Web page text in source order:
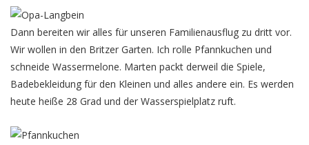
Dann bereiten wir alles für unseren Familienausflug zu dritt vor.
Wir wollen in den Britzer Garten. Ich rolle Pfannkuchen und
schneide Wassermelone. Marten packt derweil die Spiele,
Badebekleidung für den Kleinen und alles andere ein. Es werden
heute heiße 28 Grad und der Wasserspielplatz ruft.